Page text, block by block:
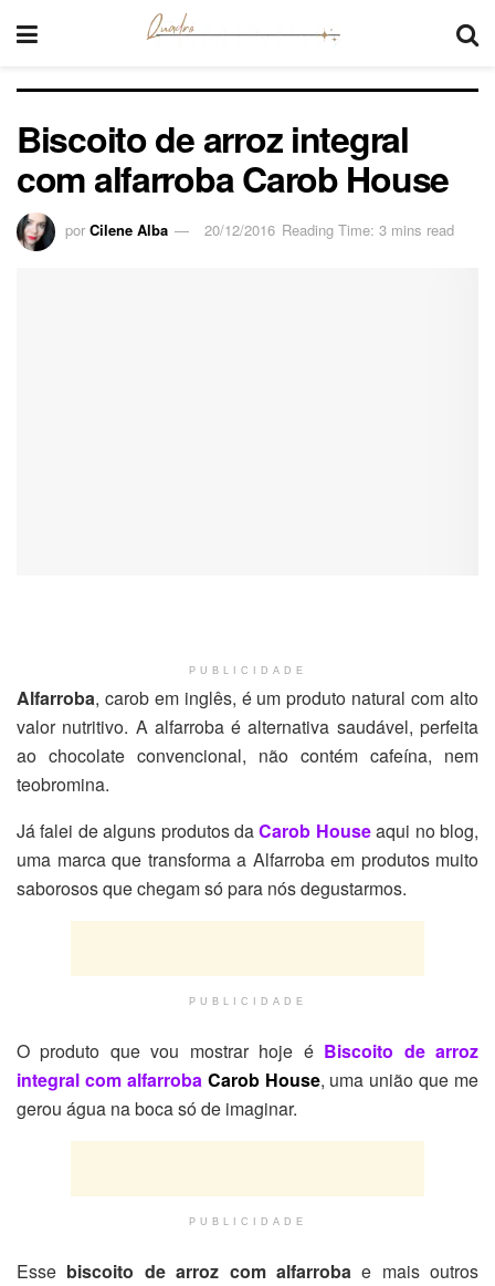
Biscoito de arroz integral
com alfarroba Carob House
por Cilene Alba 20/12/2016 Reading Time: 3 mins read
PUBLICIDADE
Alfarroba, carob em inglês, é um produto natural com alto
valor nutritivo. A alfarroba é alternativa saudável, perfeita
ao chocolate convencional, não contém cafeína, nem
teobromina.
Já falei de alguns produtos daCarob Houseaqui no blog,
uma marca que transforma a Alfarroba em produtos muito
saborosos que chegam só para nós degustarmos.
PUBLICIDADE
O produto que vou mostrar hoje é Biscoito de arroz
integral com alfarrobaCarob House, uma união que me
gerou água na boca só de imaginar.
PUBLICIDADE
Esse biscoito de arroz com alfarrobae mais outros